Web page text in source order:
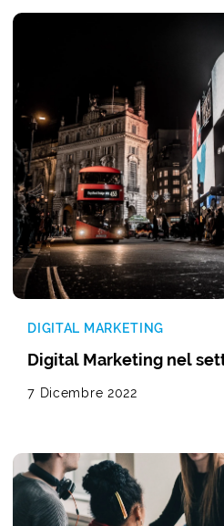
DIGITAL MARKETING
Digital Marketing nel
7 Dicembre 2022